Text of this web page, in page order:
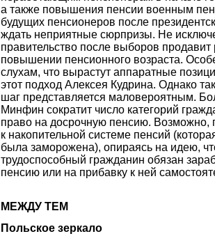
а также повышения пенсии военным
будущих пенсионеров после
ждать неприятные сюрпризы. Не
правительство после выборов
повышении пенсионного возраста.
слухам, что вырастут аппаратные
этот подход Алексея Кудрина. Однако
шаг представляется маловероятным.
Минфин сократит число категорий
право на досрочную пенсию. Возможно,
к накопительной системе пенсий
была заморожена), опираясь на идею,
трудоспособный гражданин обязан
пенсию или на прибавку к ней
МЕЖДУ ТЕМ
Польское зеркало